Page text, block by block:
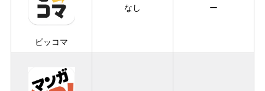
ピッコマ
なし ー